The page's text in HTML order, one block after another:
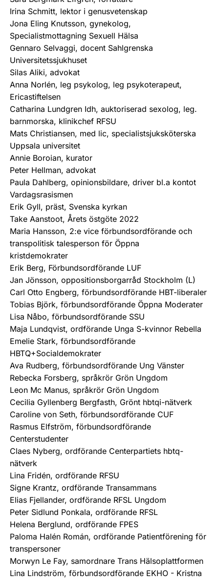
Irina Schmitt, lektor i genusvetenskap
Jona Eling Knutsson, gynekolog,
Specialistmottagning Sexuell Hälsa
Gennaro Selvaggi, docent Sahlgrenska
Universitetssjukhuset
Silas Aliki, advokat
Anna Norlén, leg psykolog, leg psykoterapeut,
Ericastiftelsen
Catharina Lundgren Idh, auktoriserad sexolog, leg.
barnmorska, klinikchef RFSU
Mats Christiansen, med lic, specialistsjuksköterska
Uppsala universitet
Annie Boroian, kurator
Peter Hellman, advokat
Paula Dahlberg, opinionsbildare, driver bl.a kontot
Vardagsrasismen
Erik Gyll, präst, Svenska kyrkan
Take Aanstoot, Årets östgöte 2022
Maria Hansson, 2:e vice förbundsordförande och
transpolitisk talesperson för Öppna
kristdemokrater
Erik Berg, Förbundsordförande LUF
Jan Jönsson, oppositionsborgarråd Stockholm (L)
Carl Otto Engberg, förbundsordförande HBT-liberaler
Tobias Björk, förbundsordförande Öppna Moderater
Lisa Nåbo, förbundsordförande SSU
Maja Lundqvist, ordförande Unga S-kvinnor Rebella
Emelie Stark, förbundsordförande
HBTQ+Socialdemokrater
Ava Rudberg, förbundsordförande Ung Vänster
Rebecka Forsberg, språkrör Grön Ungdom
Leon Mc Manus, språkrör Grön Ungdom
Cecilia Gyllenberg Bergfasth, Grönt hbtqi-nätverk
Caroline von Seth, förbundsordförande CUF
Rasmus Elfström, förbundsordförande
Centerstudenter
Claes Nyberg, ordförande Centerpartiets hbtq-
nätverk
Lina Fridén, ordförande RFSU
Signe Krantz, ordförande Transammans
Elias Fjellander, ordförande RFSL Ungdom
Peter Sidlund Ponkala, ordförande RFSL
Helena Berglund, ordförande FPES
Paloma Halén Román, ordförande Patientförening för
transpersoner
Morwyn Le Fay, samordnare Trans Hälsoplattformen
Lina Lindström, förbundsordförande EKHO - Kristna